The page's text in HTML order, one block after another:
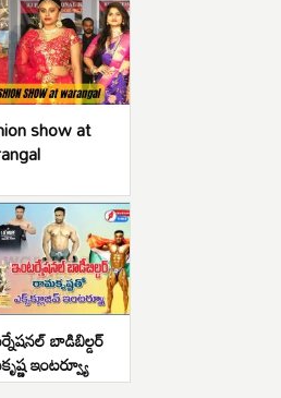
show at
బాడిబిల్డర్
ఇంటర్వ్యూ